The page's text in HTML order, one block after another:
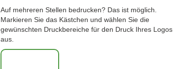
Auf mehreren Stellen bedrucken? Das ist möglich.
Markieren Sie das Kästchen und wählen Sie die
gewünschten Druckbereiche für den Druck Ihres Logos
aus.